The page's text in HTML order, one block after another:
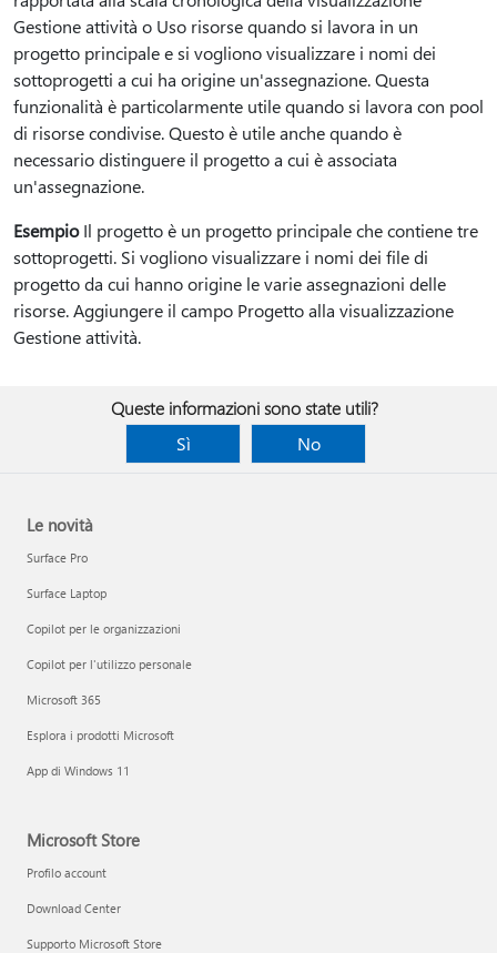
Gestione attività o Uso risorse quando si lavora in un
progetto principale e si vogliono visualizzare i nomi dei
sottoprogetti a cui ha origine un'assegnazione. Questa
funzionalità è particolarmente utile quando si lavora con pool
di risorse condivise. Questo è utile anche quando è
necessario distinguere il progetto a cui è associata
un'assegnazione.
EsempioIl progetto è un progetto principale che contiene tre
sottoprogetti. Si vogliono visualizzare i nomi dei file di
progetto da cui hanno origine le varie assegnazioni delle
risorse. Aggiungere il campo Progetto alla visualizzazione
Gestione attività.
Queste informazioni sono state utili?
Sì
No
Le novità
Surface Pro
Surface Laptop
Copilot per le organizzazioni
Copilot per l'utilizzo personale
Microsoft 365
Esplora i prodotti Microsoft
App di Windows 11
Microsoft Store
Profilo account
Download Center
Supporto Microsoft Store